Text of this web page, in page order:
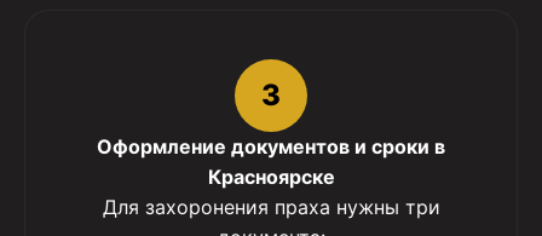
3
Оформление документов и сроки в
Красноярске
Для захоронения праха нужны три